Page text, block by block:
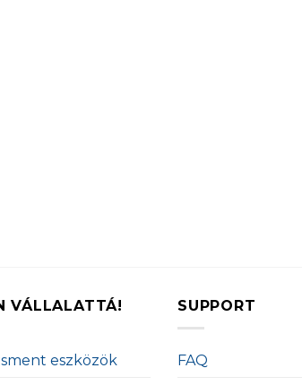
VÁLLALATTÁ!
eszközök
SUPPORT
FAQ